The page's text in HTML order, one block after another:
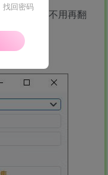
导出来，不用再翻
找回密码